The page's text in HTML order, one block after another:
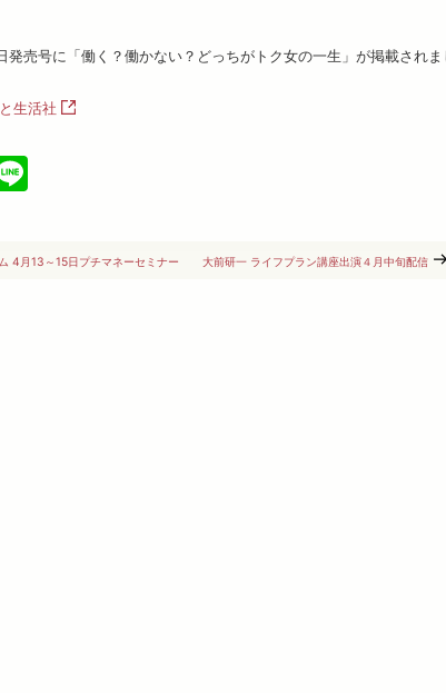
発売号に「働く？働かない？どっちがトク女の一生」が掲載されま
生活社
4月13～15日プチマネーセミナー 大前研一 ライフプラン講座出演４月中旬配信